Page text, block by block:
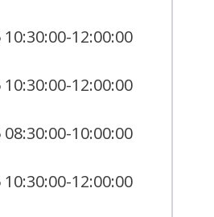
12:00:00
12:00:00
10:00:00
12:00:00